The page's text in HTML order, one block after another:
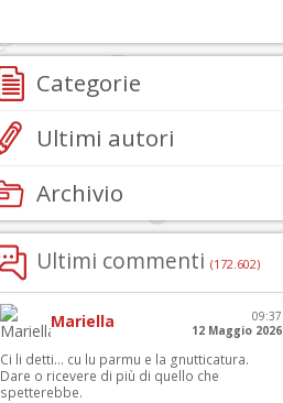
Categorie
Ultimi autori
Archivio
Ultimi commenti (172.602)
Mariella
09:37
12 Maggio 2026
Ci li detti… cu lu parmu e la gnutticatura.
Dare o ricevere di più di quello che
spetterebbe.